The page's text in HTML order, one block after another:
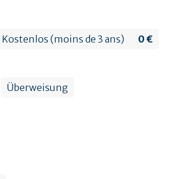
Kostenlos (moins de 3 ans) 0 €
Überweisung